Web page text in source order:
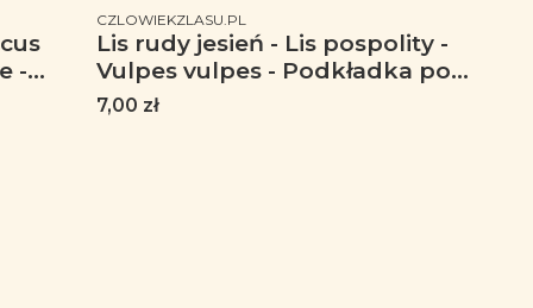
-
PRODUCENT
CZLOWIEKZLASU.PL
Lis rudy jesień - Lis pospolity -
Vulpes vulpes - Podkładka pod
kubek
Cena
7,00 zł